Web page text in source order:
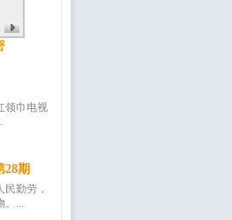
领巾电视
28期
勤劳，
。...